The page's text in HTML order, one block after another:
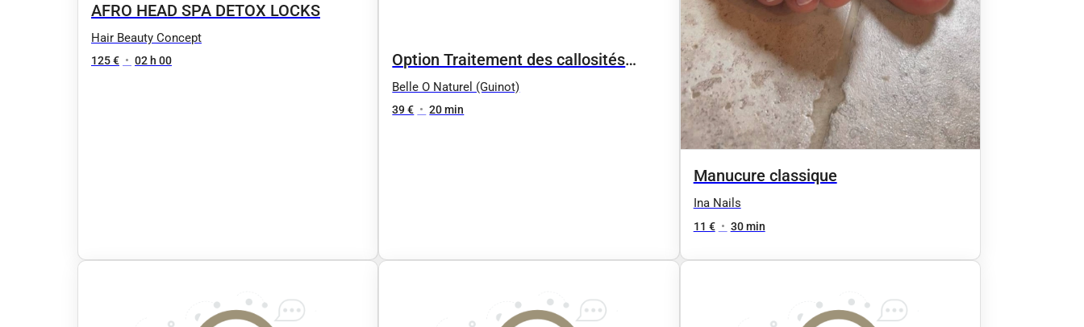
AFRO HEAD SPA DETOX LOCKS
Hair Beauty Concept
125 € • 02 h 00
Option Traitement des callosités
Callus PRO by OPI pendant le soin
visage 39€ au lieu de 59€
Belle O Naturel (Guinot)
39 € • 20 min
Manucure classique
Ina Nails
11 € • 30 min